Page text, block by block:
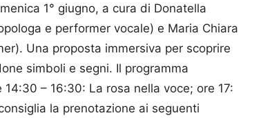
1° giugno, a cura di Donatella
e performer vocale) e Maria Chiara
Una proposta immersiva per scoprire
simboli e segni. Il programma
– 16:30: La rosa nella voce; ore 17:
la prenotazione ai seguenti